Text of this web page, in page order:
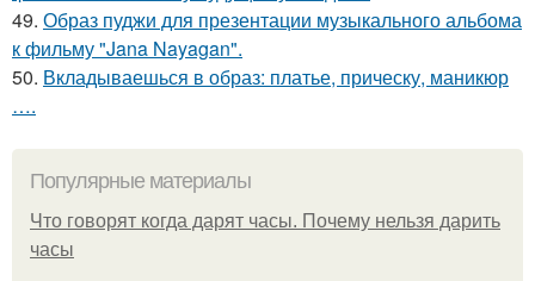
49. Образ пуджи для презентации музыкального альбома
к фильму "Jana Nayagan".
50. Вкладываешься в образ: платье, прическу, маникюр
….
Популярные материалы
Что говорят когда дарят часы. Почему нельзя дарить
часы